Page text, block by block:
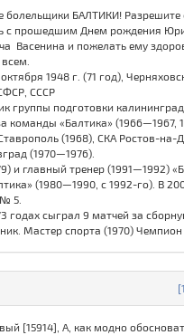
болельщики БАЛТИКИ! Разрешите
с прошедшим Днем рождения
Васенина и пожелать ему
1948 г. (71 год),
СССР
группы подготовки
команды «Балтика» (1966—1967,
(1968), СКА Ростов-на-
(1970—1976).
и главный тренер (1991—1992)
(1980—1990, с 1992-го). В
5.
годах сыграл 9 матчей за
Мастер спорта (1970) Чемпион
[15914], А, как модно